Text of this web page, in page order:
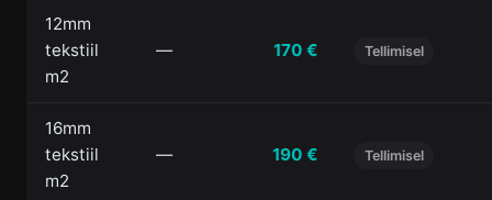
12mm
tekstiil
m2
— 170 € Tellimisel
16mm
tekstiil
m2
— 190 € Tellimisel